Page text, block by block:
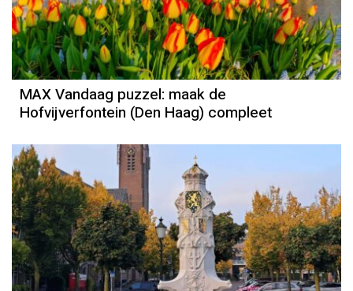
MAX Vandaag puzzel: maak de
Hofvijverfontein (Den Haag) compleet